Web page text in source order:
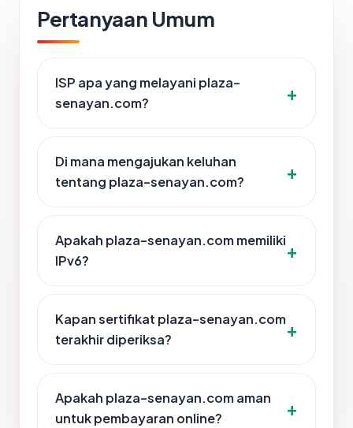
Pertanyaan Umum
ISP apa yang melayani plaza-
senayan.com?
Di mana mengajukan keluhan
tentang plaza-senayan.com?
Apakah plaza-senayan.com memiliki
IPv6?
Kapan sertifikat plaza-senayan.com
terakhir diperiksa?
Apakah plaza-senayan.com aman
untuk pembayaran online?